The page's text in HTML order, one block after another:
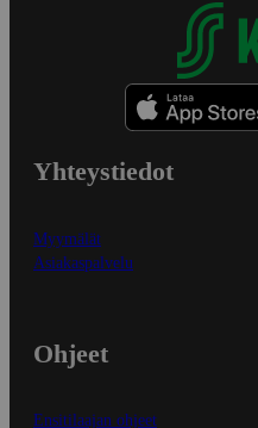
Yhteystiedot
Myymälät
Asiakaspalvelu
Ohjeet
Ensitilaajan ohjeet